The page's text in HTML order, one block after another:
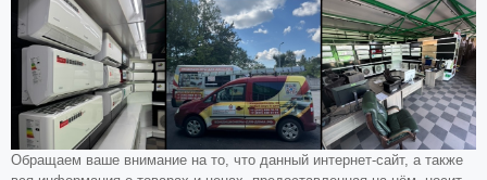
Обращаем ваше внимание на то, что данный интернет-сайт, а также